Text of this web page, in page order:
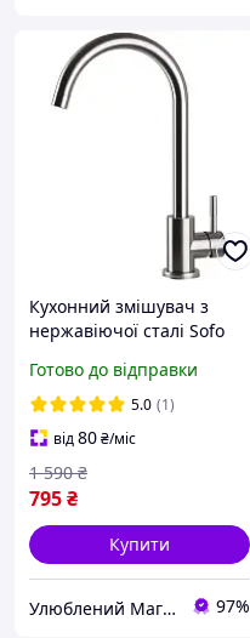
Кухонний змішувач з
нержавіючої сталі Sofo
Sus304_02+m10_1/2
Готово до відправки
5.0 (1)
від80₴/міс
795₴
1 590 ₴
Купити
Улюблений Магазин 97%